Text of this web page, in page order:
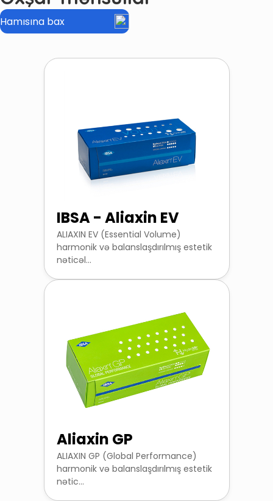
Hamısına bax
IBSA - Aliaxin EV
ALIAXIN EV (Essential Volume)
harmonik və balanslaşdırılmış estetik
nəticəl...
Aliaxin GP
ALIAXIN GP (Global Performance)
harmonik və balanslaşdırılmış estetik
nətic...